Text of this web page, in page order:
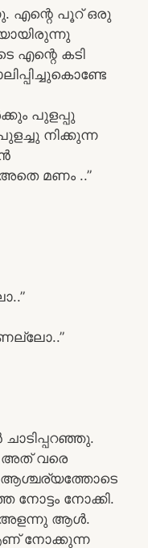
എന്റെ പൂറ്‌ ഒരു
എന്റെ കടി
പുളപ്പു
നിക്കുന്ന
മണം ..”
അത് വരെ
ആശ്ചര്യത്തോടെ
നോട്ടം നോക്കി.
അളന്നു ആൾ.
ആണ് നോക്കുന്ന